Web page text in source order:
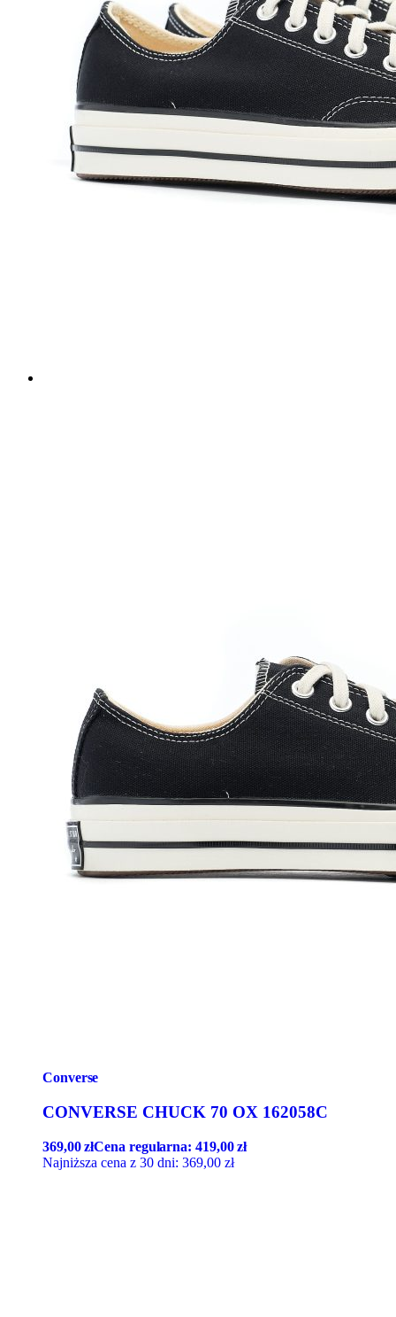
Converse
CONVERSE CHUCK 70 OX 162058C
369,00złCena regularna:419,00zł
Najniższa cena z 30 dni: 369,00 zł